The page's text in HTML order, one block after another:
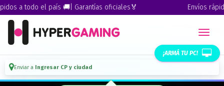
a todo el país 🚚| Garantías oficiales🏅 Envíos
¡ARMÁ TU PC!
Enviar a Ingresar CP y ciudad